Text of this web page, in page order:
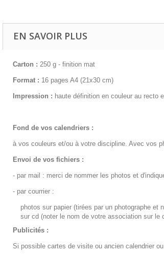
EN SAVOIR PLUS
Carton : 250 g - finition mat
Format : 16 pages A4 (21x30 cm)
Impression : haute définition en couleur au recto
Fond de vos calendriers :
à vos couleurs et/ou à votre discipline. Avec vos
Envoi de vos fichiers :
- par mail : merci de nommer les photos et
- par courrier :
photos sur papier (tirées par un photographe et
sur cd (noter le nom de votre association sur le
Publicités :
Si possible cartes de visite ou ancien calendrier